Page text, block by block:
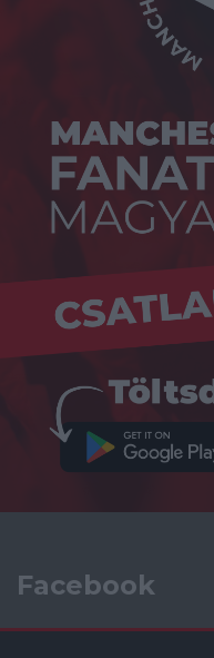
Facebook